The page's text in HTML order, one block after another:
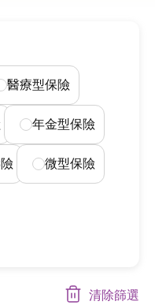
醫療型保險
年金型保險
微型保險
清除篩選